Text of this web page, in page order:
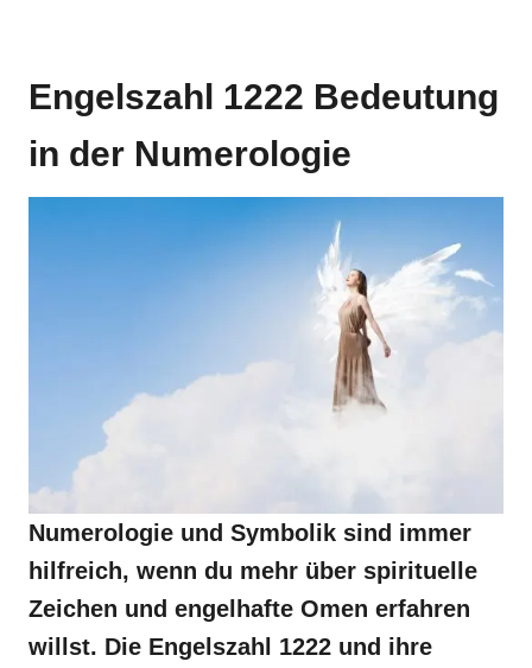
Engelszahl 1222 Bedeutung
in der Numerologie
Numerologie und Symbolik sind immer
hilfreich, wenn du mehr über spirituelle
Zeichen und engelhafte Omen erfahren
willst. Die Engelszahl 1222 und ihre